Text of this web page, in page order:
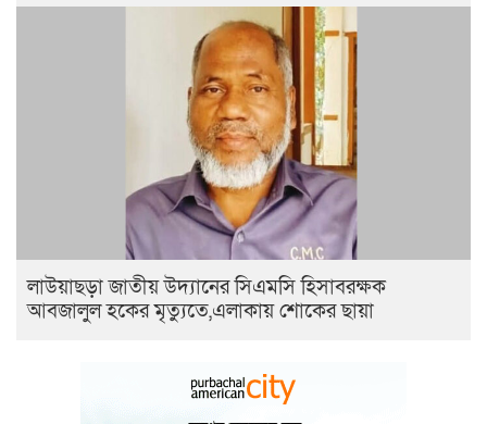
লাউয়াছড়া জাতীয় উদ্যানের সিএমসি হিসাবরক্ষক
আবজালুল হকের মৃত্যুতে,এলাকায় শোকের ছায়া